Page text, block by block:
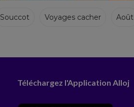
Souccot Voyages cacher Août
Téléchargez l'Application Alloj